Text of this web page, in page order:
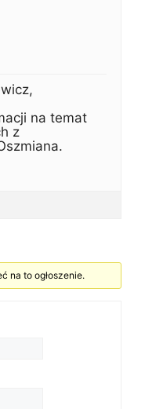
na temat
z
na to ogłoszenie.